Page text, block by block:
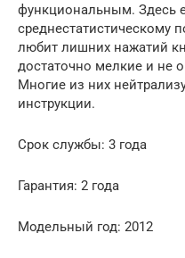
функциональным. Здесь
среднестатистическому
любит лишних нажатий
достаточно мелкие и не
Многие из них
инструкции.
Срок службы: 3 года
Гарантия: 2 года
Модельный год: 2012